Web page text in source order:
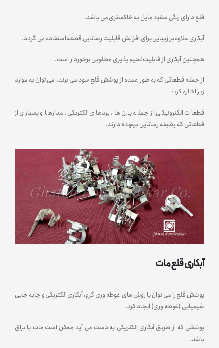
قلع دارای رنگی سفید مایل به خاکستری می باشد.
آبکاری علاوه بر زیبایی برای افزایش قابلیت رسانایی قطعه استفاده می گردد.
همچنین آبکاری از قابلیت لحیم پذیری مطلوبی برخوردار است.
از جمله قطعاتی که به طور عمده از پوشش قلع سود می برند، می توان به موارد
زیر اشاره کرد:
قطعات الکترونیکی از جمله پین ها، بردهای الکتریکی، مدارها و بسیاری از
قطعاتی که وظیفه رسانایی برعهده دارند.
آبکاری قلع مات
پوشش قلع را می توان با روش های غوطه وری گرم، آبکاری الکتریکی و جابه جایی
شیمیایی (غوطه وری) ایجاد کرد.
پوششی که از طریق آبکاری الکتریکی به دست می آید ممکن است مات یا براق
باشد.